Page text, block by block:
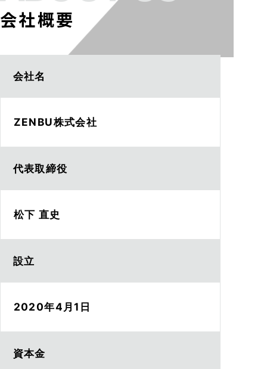
会社概要
会社名
ZENBU株式会社
代表取締役
松下 直史
設立
2020年4月1日
資本金